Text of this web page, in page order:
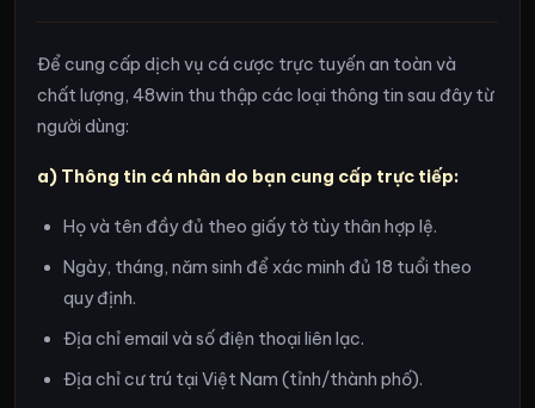
Để cung cấp dịch vụ cá cược trực tuyến an toàn và
chất lượng, 48win thu thập các loại thông tin sau đây từ
người dùng:
a) Thông tin cá nhân do bạn cung cấp trực tiếp:
Họ và tên đầy đủ theo giấy tờ tùy thân hợp lệ.
Ngày, tháng, năm sinh để xác minh đủ 18 tuổi theo
quy định.
Địa chỉ email và số điện thoại liên lạc.
Địa chỉ cư trú tại Việt Nam (tỉnh/thành phố).